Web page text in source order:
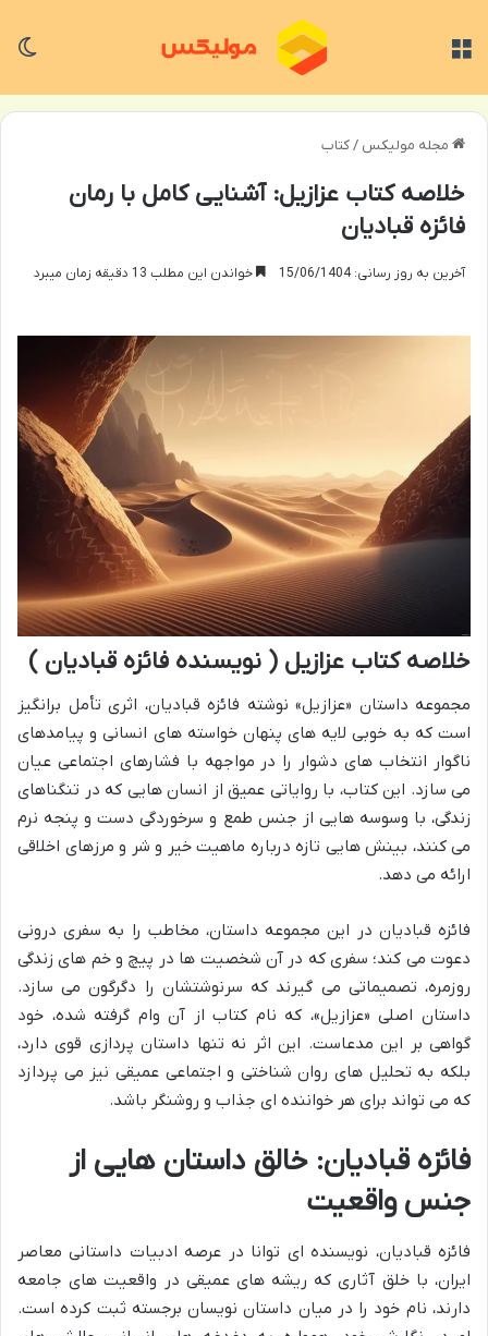
مجله مولیکس /کتاب
خلاصه کتاب عزازیل: آشنایی کامل با رمان
فائزه قبادیان
آخرین به روز رسانی: 15/06/1404 خواندن این مطلب 13 دقیقه زمان میبرد
خلاصه کتاب عزازیل ( نویسنده فائزه قبادیان )
مجموعه داستان «عزازیل» نوشته فائزه قبادیان، اثری تأمل برانگیز
است که به خوبی لایه های پنهان خواسته های انسانی و پیامدهای
ناگوار انتخاب های دشوار را در مواجهه با فشارهای اجتماعی عیان
می سازد. این کتاب، با روایاتی عمیق از انسان هایی که در تنگناهای
زندگی، با وسوسه هایی از جنس طمع و سرخوردگی دست و پنجه نرم
می کنند، بینش هایی تازه درباره ماهیت خیر و شر و مرزهای اخلاقی
ارائه می دهد.
فائزه قبادیان در این مجموعه داستان، مخاطب را به سفری درونی
دعوت می کند؛ سفری که در آن شخصیت ها در پیچ و خم های زندگی
روزمره، تصمیماتی می گیرند که سرنوشتشان را دگرگون می سازد.
داستان اصلی «عزازیل»، که نام کتاب از آن وام گرفته شده، خود
گواهی بر این مدعاست. این اثر نه تنها داستان پردازی قوی دارد،
بلکه به تحلیل های روان شناختی و اجتماعی عمیقی نیز می پردازد
که می تواند برای هر خواننده ای جذاب و روشنگر باشد.
فائزه قبادیان: خالق داستان هایی از
جنس واقعیت
فائزه قبادیان، نویسنده ای توانا در عرصه ادبیات داستانی معاصر
ایران، با خلق آثاری که ریشه های عمیقی در واقعیت های جامعه
دارند، نام خود را در میان داستان نویسان برجسته ثبت کرده است.